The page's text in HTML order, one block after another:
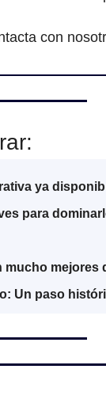
ya
para
mejores
Un paso